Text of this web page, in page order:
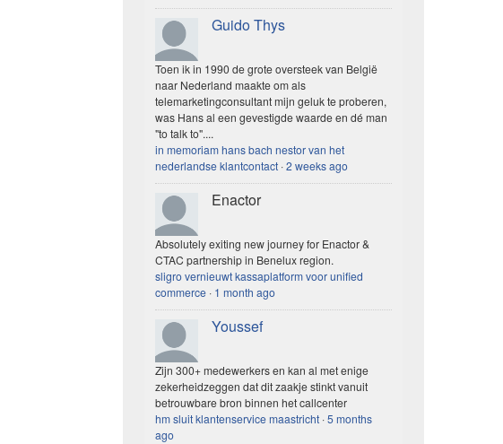
Guido Thys
Toen ik in 1990 de grote oversteek van België
naar Nederland maakte om als
telemarketingconsultant mijn geluk te proberen,
was Hans al een gevestigde waarde en dé man
"to talk to"....
in memoriam hans bach nestor van het
nederlandse klantcontact ·2 weeks ago
Enactor
Absolutely exiting new journey for Enactor &
CTAC partnership in Benelux region.
sligro vernieuwt kassaplatform voor unified
commerce · 1 month ago
Youssef
Zijn 300+ medewerkers en kan al met enige
zekerheidzeggen dat dit zaakje stinkt vanuit
betrouwbare bron binnen het callcenter
hm sluit klantenservice maastricht ·5 months
ago